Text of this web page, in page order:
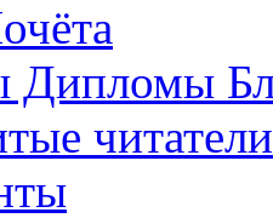
Дипломы